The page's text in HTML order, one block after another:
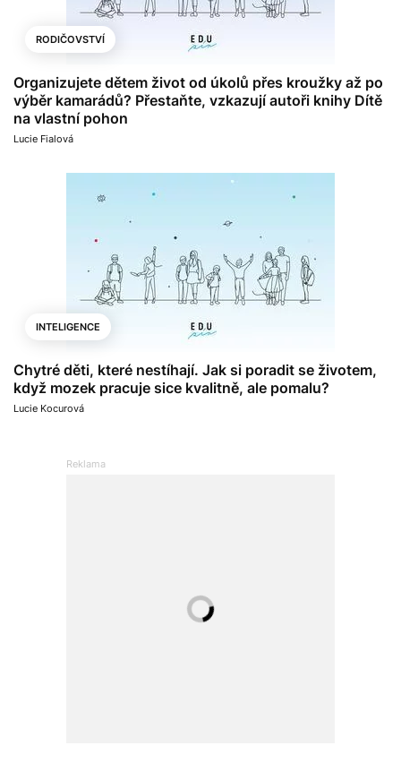
RODIČOVSTVÍ
Organizujete dětem život od úkolů přes kroužky až po
výběr kamarádů? Přestaňte, vzkazují autoři knihy Dítě
na vlastní pohon
Lucie Fialová
INTELIGENCE
Chytré děti, které nestíhají. Jak si poradit se životem,
když mozek pracuje sice kvalitně, ale pomalu?
Lucie Kocurová